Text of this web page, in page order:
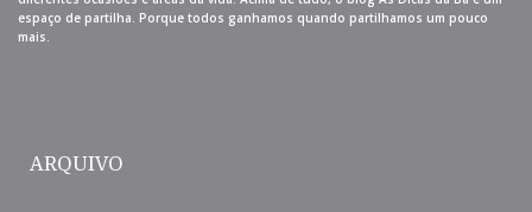
espaço de partilha. Porque todos ganhamos quando partilhamos um pouco
mais.
ARQUIVO